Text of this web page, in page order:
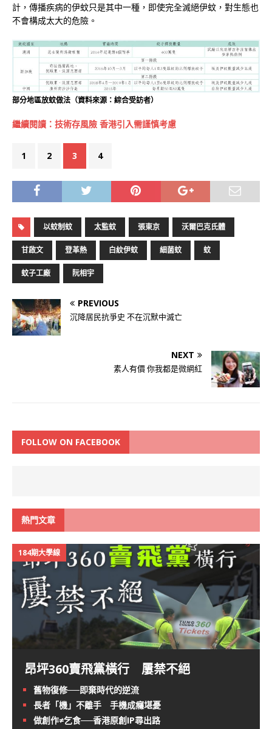
計，傳播疾病的伊蚊只是其中一種，即使完全滅絕伊蚊，對生態也
不會構成太大的危險。
部分地區放蚊做法（資料來源：綜合受訪者）
繼續閱讀：技術存風險 香港引入需謹慎考慮
1 2 3 4
以蚊制蚊 太監蚊 張東京 沃爾巴克氏體
甘啟文 登革熱 白紋伊蚊 細菌蚊 蚊
蚊子工廠 阮相宇
PREVIOUS
沉降居民抗爭史 不在沉默中滅亡
NEXT
素人有價 你我都是微網紅
FOLLOW ON FACEBOOK
熱門文章
184期大學線
昂坪360賣飛黨橫行 屢禁不絕
舊物復修──即棄時代的逆流
長者「機」不離手 手機成癮堪憂
做創作≠乞食──香港原創IP尋出路